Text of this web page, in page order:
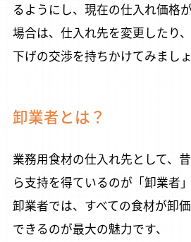
るようにし、現在の仕入れ価格
場合は、仕入れ先を変更したり
下げの交渉を持ちかけてみましょ
卸業者とは？
業務用食材の仕入れ先として、
ら支持を得ているのが「卸業者」
卸業者では、すべての食材が卸
できるのが最大の魅力です、